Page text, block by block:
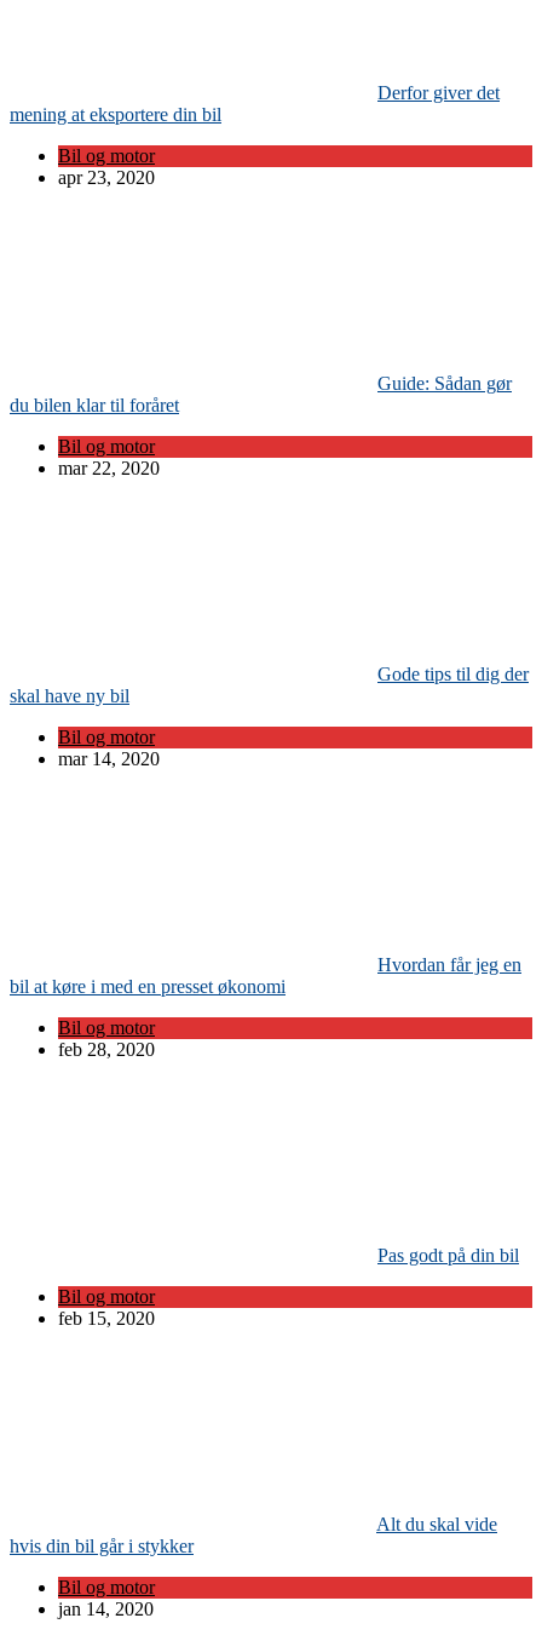
Derfor giver det
mening at eksportere din bil
Bil og motor
apr 23, 2020
Guide: Sådan gør
du bilen klar til foråret
Bil og motor
mar 22, 2020
Gode tips til dig der
skal have ny bil
Bil og motor
mar 14, 2020
Hvordan får jeg en
bil at køre i med en presset økonomi
Bil og motor
feb 28, 2020
Pas godt på din bil
Bil og motor
feb 15, 2020
Alt du skal vide
hvis din bil går i stykker
Bil og motor
jan 14, 2020